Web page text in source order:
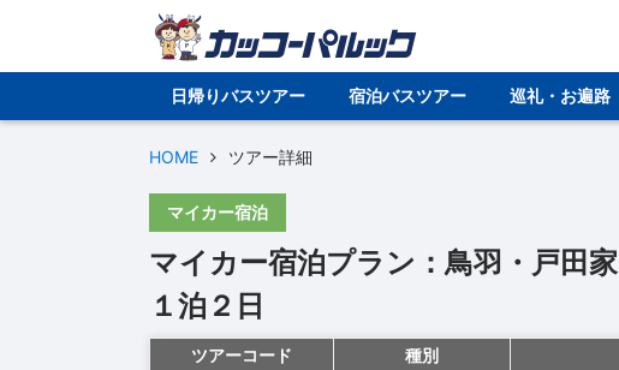
日帰りバスツアー 宿泊バスツアー 巡礼・お遍路
HOME ツアー詳細
マイカー宿泊
マイカー宿泊プラン：鳥羽・戸田家
１泊２日
ツアーコード 種別